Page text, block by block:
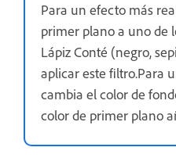
Para un efecto más
primer plano a uno de
Lápiz Conté (negro,
aplicar este filtro.Para
cambia el color de
color de primer plano